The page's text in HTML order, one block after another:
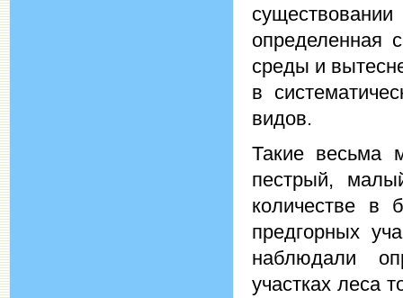
определенная
среды и
в
видов.
Такие весьма
пестрый,
количестве в
предгорных
наблюдали
участках леса